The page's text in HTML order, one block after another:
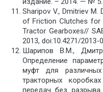
Sharipov V., Dmitriev
of Friction Clutches for
Tractor Gearboxes//
2013, doi:10.4271/2013-
Шарипов В.М.,
Определение
муфт для
тракторных
передач без